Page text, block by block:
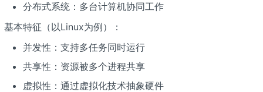
分布式系统：多台计算机协同工作
基本特征（以Linux为例）：
并发性：支持多任务同时运行
共享性：资源被多个进程共享
虚拟性：通过虚拟化技术抽象硬件